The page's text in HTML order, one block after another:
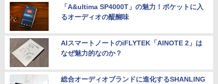
「A&ultima SP4000T」の魅力！ポケットに入
るオーディオの醍醐味
AIスマートノートのiFLYTEK「AINOTE 2」は
なぜ魅力的なのか？
総合オーディオブランドに進化するSHANLING